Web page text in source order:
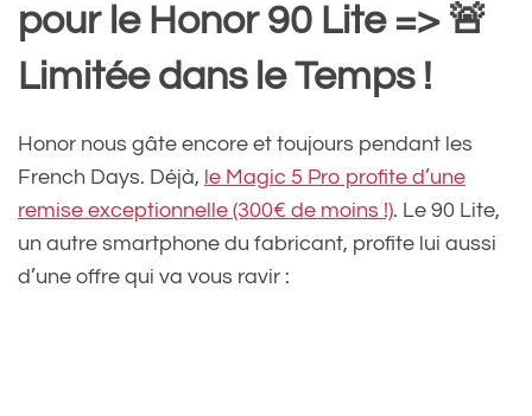
pour le Honor 90 Lite => 🚨
Limitée dans le Temps !
Honor nous gâte encore et toujours pendant les
French Days. Déjà, le Magic 5 Pro profite d’une
remise exceptionnelle (300€ de moins !). Le 90 Lite,
un autre smartphone du fabricant, profite lui aussi
d’une offre qui va vous ravir :